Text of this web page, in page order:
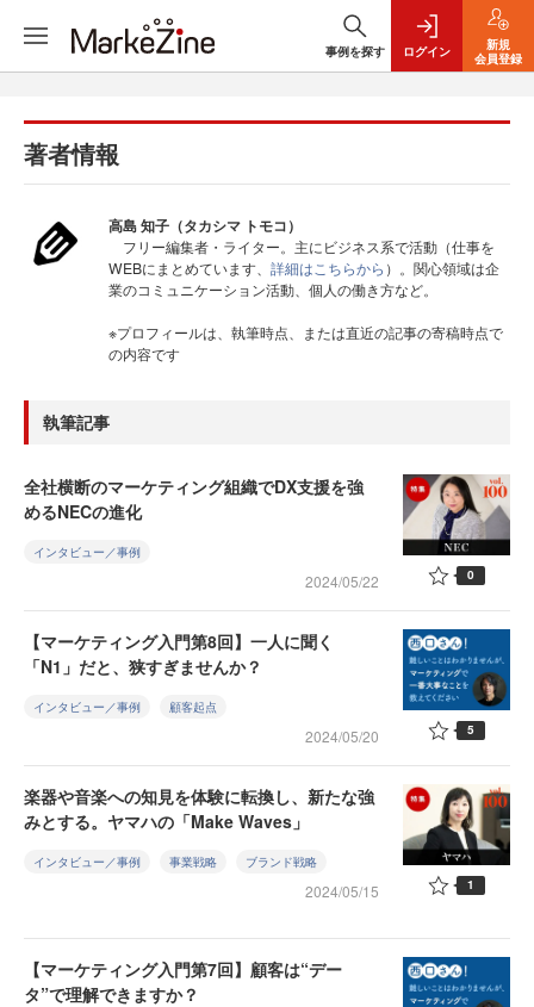
事例を探す ログイン
新規
会員登録
著者情報
高島 知子（タカシマ トモコ）
フリー編集者・ライター。主にビジネス系で活動（仕事を
WEBにまとめています、詳細はこちらから ）。関心領域は企
業のコミュニケーション活動、個人の働き方など。
※プロフィールは、執筆時点、または直近の記事の寄稿時点で
の内容です
執筆記事
全社横断のマーケティング組織でDX支援を強
めるNECの進化
インタビュー／事例
2024/05/22 0
【マーケティング入門第8回】一人に聞く
「N1」だと、狭すぎませんか？
インタビュー／事例 顧客起点
2024/05/20 5
楽器や音楽への知見を体験に転換し、新たな強
みとする。ヤマハの「Make Waves」
インタビュー／事例 事業戦略 ブランド戦略
2024/05/15 1
【マーケティング入門第7回】顧客は“デー
タ”で理解できますか？